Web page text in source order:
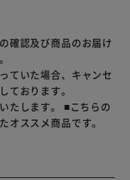
確認及び商品のお届け
ていた場合、キャンセ
ております。
たします。 ■こちらの
オススメ商品です。